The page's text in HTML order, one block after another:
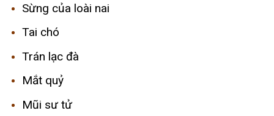
Sừng của loài nai
Tai chó
Trán lạc đà
Mắt quỷ
Mũi sư tử